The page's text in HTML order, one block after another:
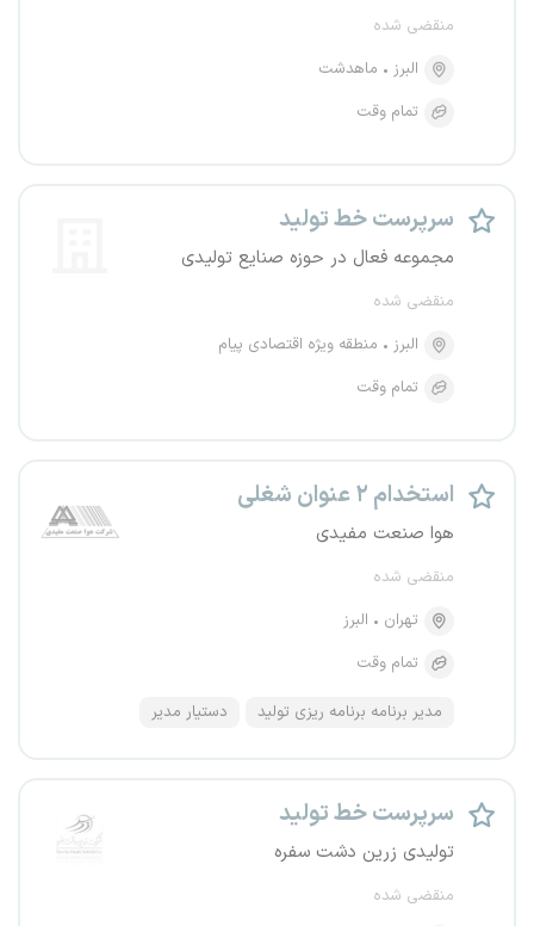
منقضی شده
البرز
ماهدشت
تمام وقت
سرپرست خط تولید
مجموعه فعال در حوزه صنایع تولیدی
منقضی شده
البرز
منطقه ویژه اقتصادی پیام
تمام وقت
استخدام ۲ عنوان شغلی
هوا صنعت مفیدی
منقضی شده
تهران
البرز
تمام وقت
مدیر برنامه برنامه ریزی تولید دستیار مدیر
سرپرست خط تولید
تولیدی زرین دشت سفره
منقضی شده